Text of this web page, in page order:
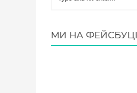
МИ НА ФЕЙСБУЦІ